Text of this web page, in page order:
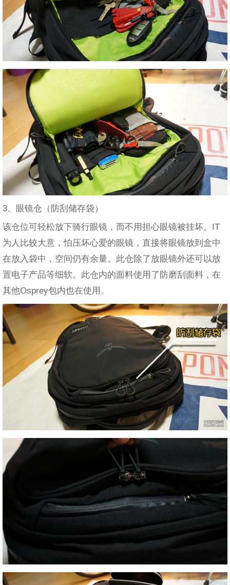
3、眼镜仓（防刮储存袋）
该仓位可轻松放下骑行眼镜，而不用担心眼镜被挂坏。IT
为人比较大意，怕压坏心爱的眼镜，直接将眼镜放到盒中
在放入袋中，空间仍有余量。此仓除了放眼镜外还可以放
置电子产品等细软。此仓内的面料使用了防磨刮面料，在
其他Osprey包内也在使用。